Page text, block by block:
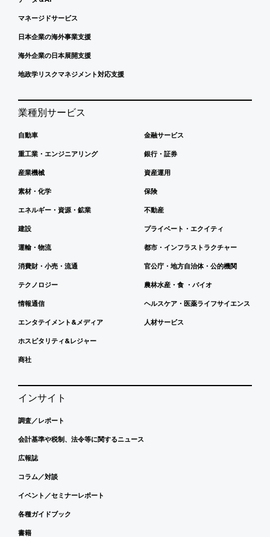
マネージドサービス
日本企業の海外事業支援
海外企業の日本展開支援
地政学リスクマネジメント対応支援
業種別サービス
自動車
重工業・エンジニアリング
産業機械
素材・化学
エネルギー・資源・鉱業
建設
運輸・物流
消費財・小売・流通
テクノロジー
情報通信
エンタテイメント&メディア
ホスピタリティ&レジャー
商社
金融サービス
銀行・証券
資産運用
保険
不動産
プライベート・エクイティ
都市・インフラストラクチャー
官公庁・地方自治体・公的機関
農林水産・食 ・バイオ
ヘルスケア・医薬ライフサイエンス
人材サービス
インサイト
調査／レポート
会計基準や税制、法令等に関するニュース
広報誌
コラム／対談
イベント／セミナーレポート
各種ガイドブック
書籍